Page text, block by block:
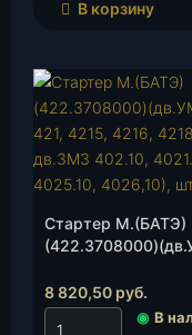
В корзину
Стартер М.(БАТЭ)
дв.ЗМЗ 402.10,
4025.10, 4026,10),
8 820,50 руб.
◉ В